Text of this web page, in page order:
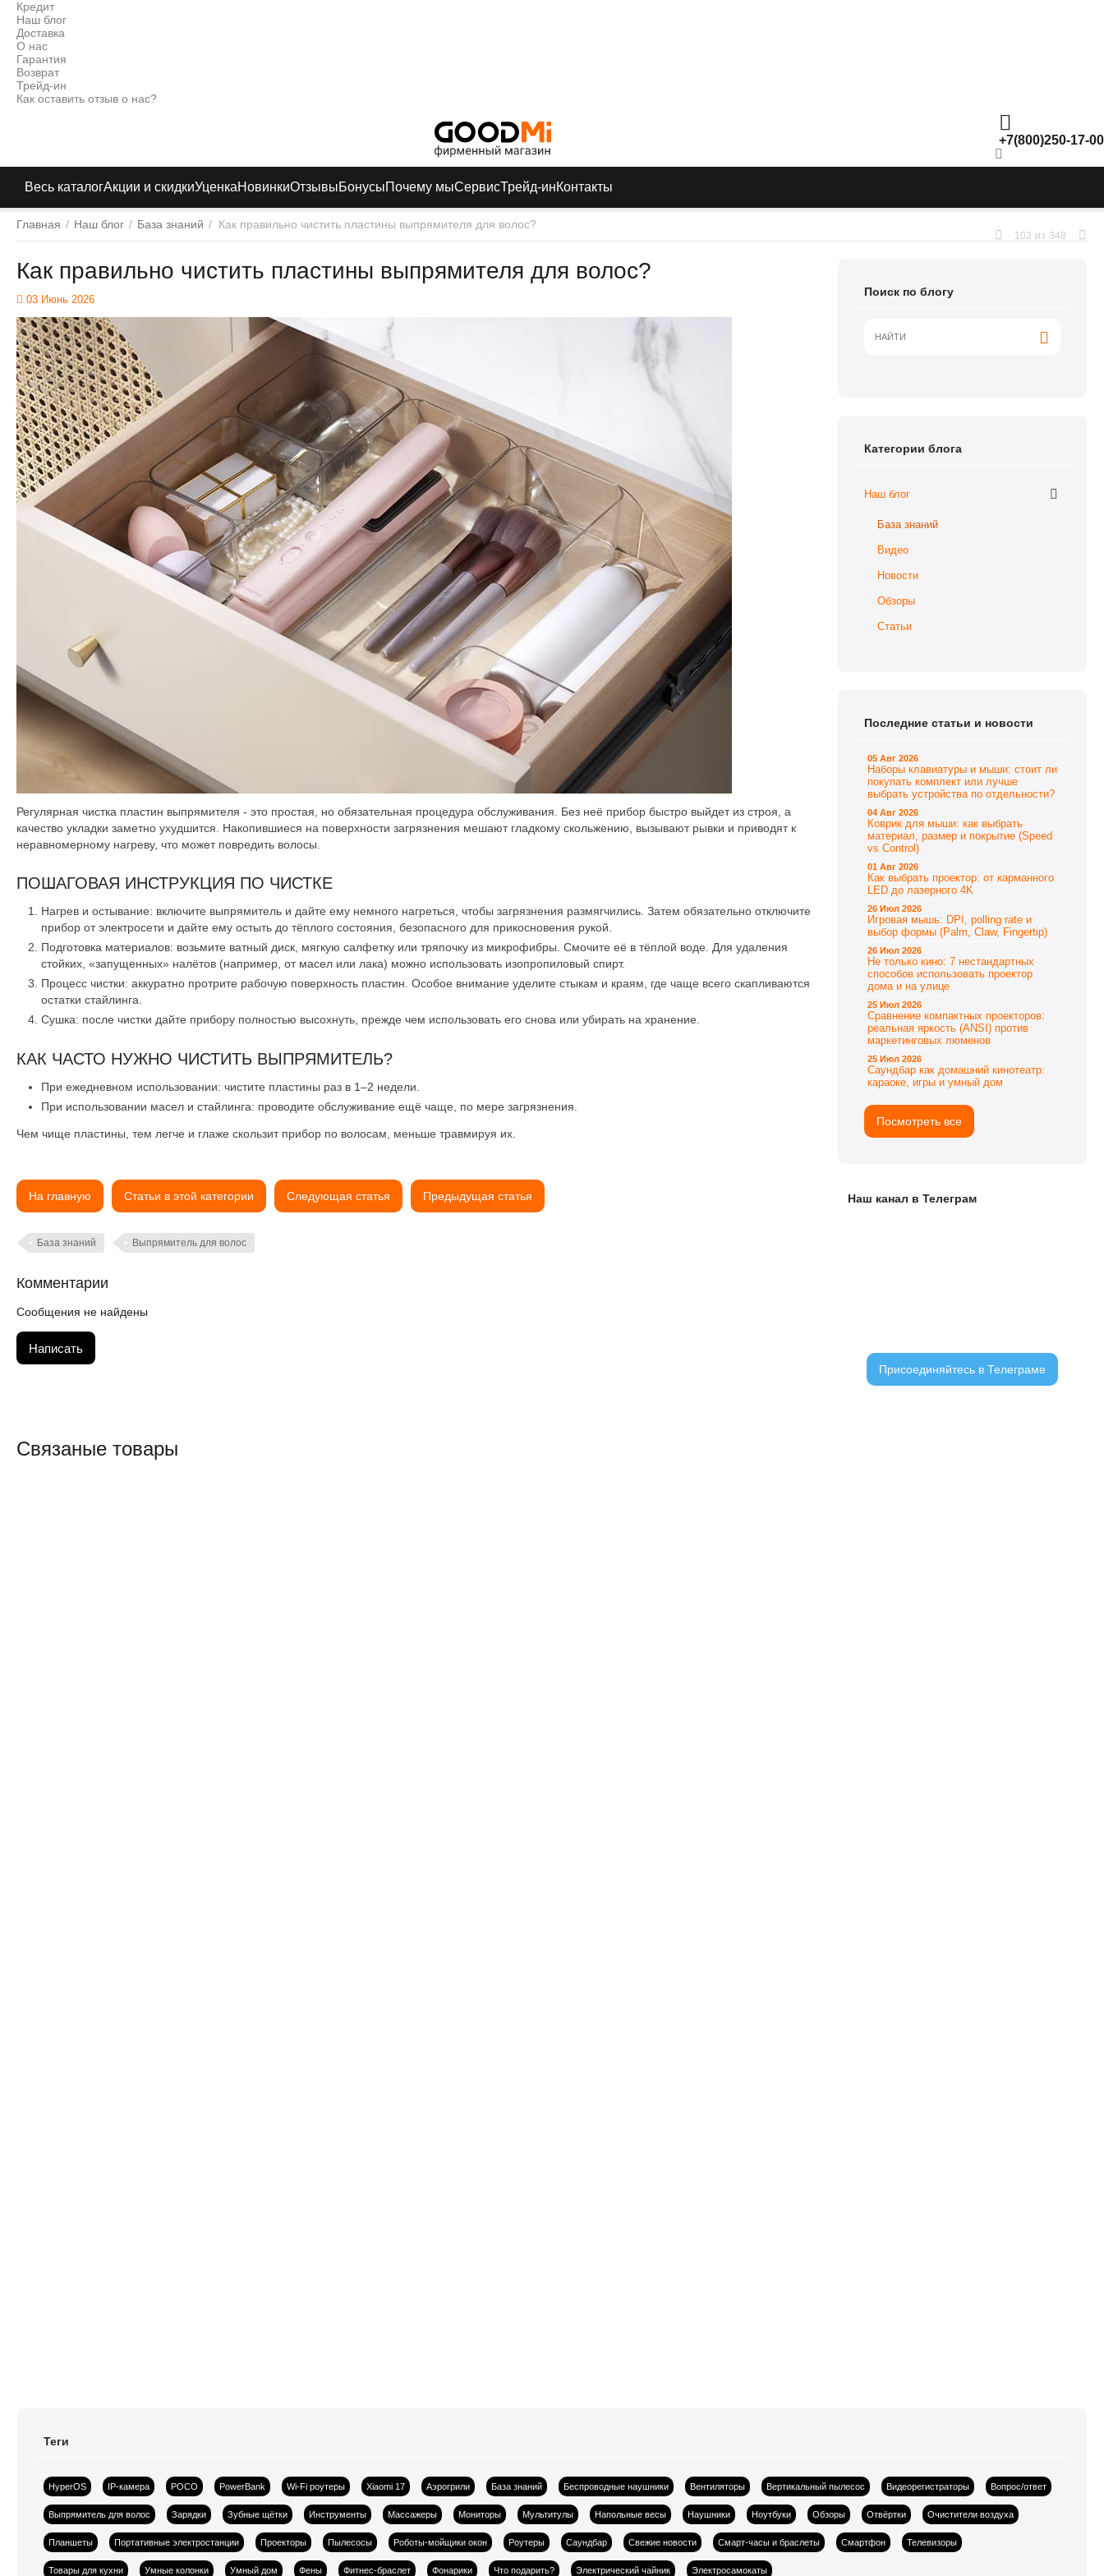
Кредит
Наш блог
Доставка
О нас
Гарантия
Возврат
Трейд-ин
Как оставить отзыв о нас?
+7(800)250-17-00
Весь каталогАкции и скидкиУценкаНовинкиОтзывыБонусыПочему мыСервисТрейд-инКонтакты
Главная / Наш блог / База знаний / Как правильно чистить пластины выпрямителя для волос?
102 из 348
Как правильно чистить пластины выпрямителя для волос?
03 Июнь 2026
Регулярная чистка пластин выпрямителя - это простая, но обязательная процедура обслуживания. Без неё прибор быстро выйдет из строя, а
качество укладки заметно ухудшится. Накопившиеся на поверхности загрязнения мешают гладкому скольжению, вызывают рывки и приводят к
неравномерному нагреву, что может повредить волосы.
ПОШАГОВАЯ ИНСТРУКЦИЯ ПО ЧИСТКЕ
Нагрев и остывание: включите выпрямитель и дайте ему немного нагреться, чтобы загрязнения размягчились. Затем обязательно отключите
прибор от электросети и дайте ему остыть до тёплого состояния, безопасного для прикосновения рукой.
Подготовка материалов: возьмите ватный диск, мягкую салфетку или тряпочку из микрофибры. Смочите её в тёплой воде. Для удаления
стойких, «запущенных» налётов (например, от масел или лака) можно использовать изопропиловый спирт.
Процесс чистки: аккуратно протрите рабочую поверхность пластин. Особое внимание уделите стыкам и краям, где чаще всего скапливаются
остатки стайлинга.
Сушка: после чистки дайте прибору полностью высохнуть, прежде чем использовать его снова или убирать на хранение.
КАК ЧАСТО НУЖНО ЧИСТИТЬ ВЫПРЯМИТЕЛЬ?
При ежедневном использовании: чистите пластины раз в 1–2 недели.
При использовании масел и стайлинга: проводите обслуживание ещё чаще, по мере загрязнения.
Чем чище пластины, тем легче и глаже скользит прибор по волосам, меньше травмируя их.
На главную Статьи в этой категории Следующая статья Предыдущая статья
База знаний Выпрямитель для волос
Комментарии
Сообщения не найдены
Написать
Поиск по блогу
Категории блога
Наш блог
База знаний
Видео
Новости
Обзоры
Статьи
Последние статьи и новости
05 Авг 2026
Наборы клавиатуры и мыши: стоит ли
покупать комплект или лучше
выбрать устройства по отдельности?
04 Авг 2026
Коврик для мыши: как выбрать
материал, размер и покрытие (Speed
vs Control)
01 Авг 2026
Как выбрать проектор: от карманного
LED до лазерного 4K
26 Июл 2026
Игровая мышь: DPI, polling rate и
выбор формы (Palm, Claw, Fingertip)
26 Июл 2026
Не только кино: 7 нестандартных
способов использовать проектор
дома и на улице
25 Июл 2026
Сравнение компактных проекторов:
реальная яркость (ANSI) против
маркетинговых люменов
25 Июл 2026
Саундбар как домашний кинотеатр:
караоке, игры и умный дом
Посмотреть все
Наш канал в Телеграм
Присоединяйтесь в Телеграме
Связаные товары
Теги
HyperOS IP-камера POCO PowerBank Wi-Fi роутеры Xiaomi 17 Аэрогрили База знаний Беспроводные наушники Вентиляторы Вертикальный пылесос Видеорегистраторы Вопрос/ответ
Выпрямитель для волос Зарядки Зубные щётки Инструменты Массажеры Мониторы Мультитулы Напольные весы Наушники Ноутбуки Обзоры Отвёртки Очистители воздуха
Планшеты Портативные электростанции Проекторы Пылесосы Роботы-мойщики окон Роутеры Саундбар Свежие новости Смарт-часы и браслеты Смартфон Телевизоры
Товары для кухни Умные колонки Умный дом Фены Фитнес-браслет Фонарики Что подарить? Электрический чайник Электросамокаты